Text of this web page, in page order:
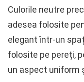
Culorile neutre
adesea folosite
elegant într-un
folosite pe pereți,
un aspect uniform